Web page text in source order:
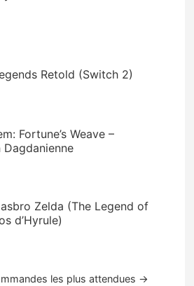
Retold (Switch 2)
Fortune’s Weave –
Zelda (The Legend of
d’Hyrule)
les plus attendues →